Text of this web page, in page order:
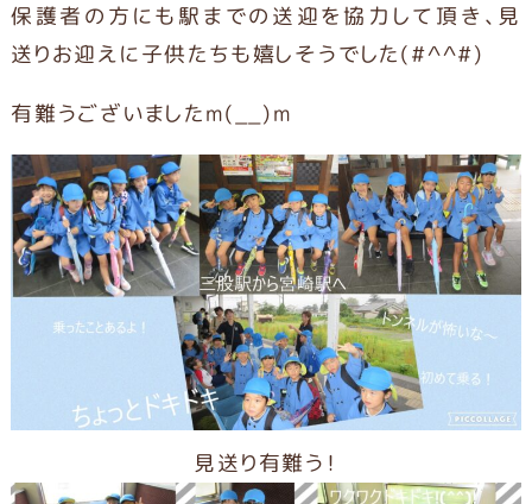
保護者の方にも駅までの送迎を協力して頂き、見
送りお迎えに子供たちも嬉しそうでした(#^^#)
有難うございましたm(__)m
見送り有難う！